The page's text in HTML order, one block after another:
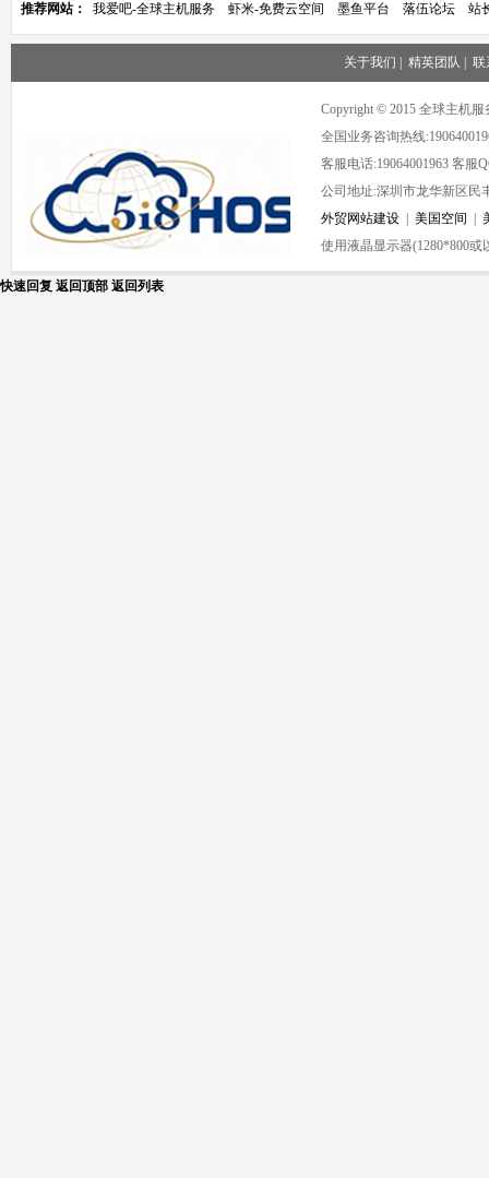
推荐网站： 我爱吧-全球主机服务 虾米-免费云空间 墨鱼平台 落伍论坛 站
关于我们 精英团队 联
Copyright © 2015 全球主机
全国业务咨询热线
客服电话:19064001963 客服
公司地址:深圳市龙华新区民
外贸网站建设
美国空间
使用液晶显示器(1280*800
快速回复 返回顶部 返回列表